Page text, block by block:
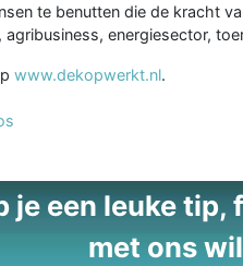
te benutten die de kracht
energiesector,
www.dekopwerkt.nl.
je een leuke
met ons